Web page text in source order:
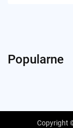
Popularne
Copyright